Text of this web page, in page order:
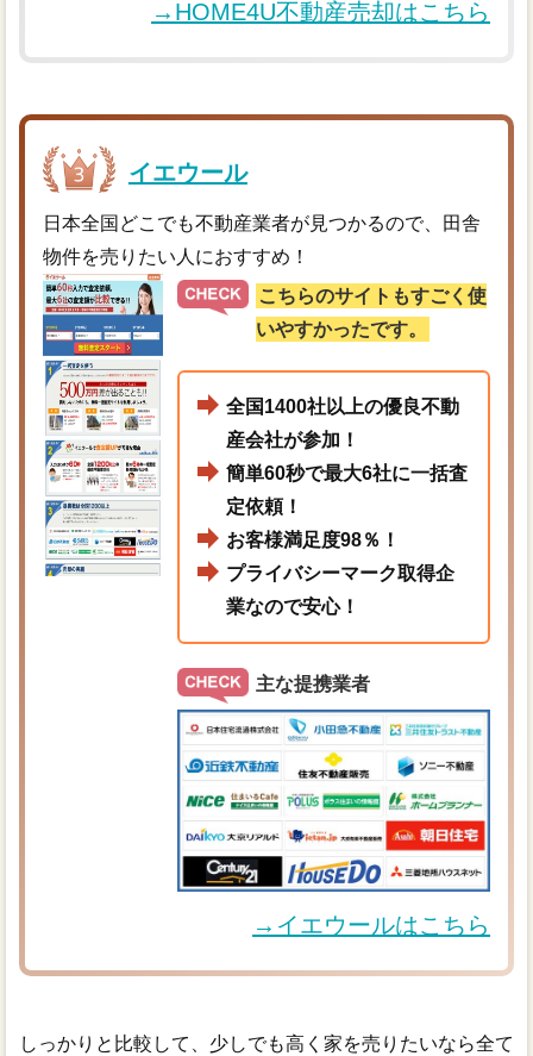
→HOME4U不動産売却はこちら
イエウール
日本全国どこでも不動産業者が見つかるので、田舎
物件を売りたい人におすすめ！
こちらのサイトもすごく使
いやすかったです。
全国1400社以上の優良不動
産会社が参加！
簡単60秒で最大6社に一括査
定依頼！
お客様満足度98％！
プライバシーマーク取得企
業なので安心！
主な提携業者
→イエウールはこちら
しっかりと比較して、少しでも高く家を売りたいなら全て